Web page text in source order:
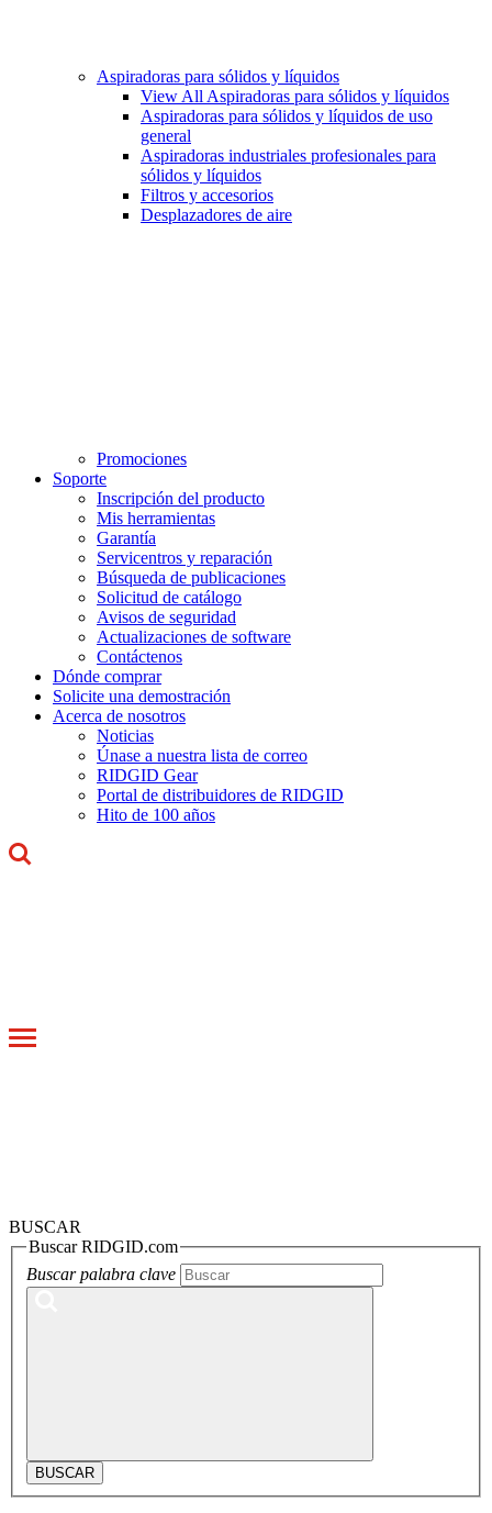
Aspiradoras para sólidos y líquidos
View All Aspiradoras para sólidos y líquidos
Aspiradoras para sólidos y líquidos de uso
general
Aspiradoras industriales profesionales para
sólidos y líquidos
Filtros y accesorios
Desplazadores de aire
Promociones
Soporte
Inscripción del producto
Mis herramientas
Garantía
Servicentros y reparación
Búsqueda de publicaciones
Solicitud de catálogo
Avisos de seguridad
Actualizaciones de software
Contáctenos
Dónde comprar
Solicite una demostración
Acerca de nosotros
Noticias
Únase a nuestra lista de correo
RIDGID Gear
Portal de distribuidores de RIDGID
Hito de 100 años
Toggle
BUSCAR
Buscar RIDGID.com
Buscar palabra clave
BUSCAR